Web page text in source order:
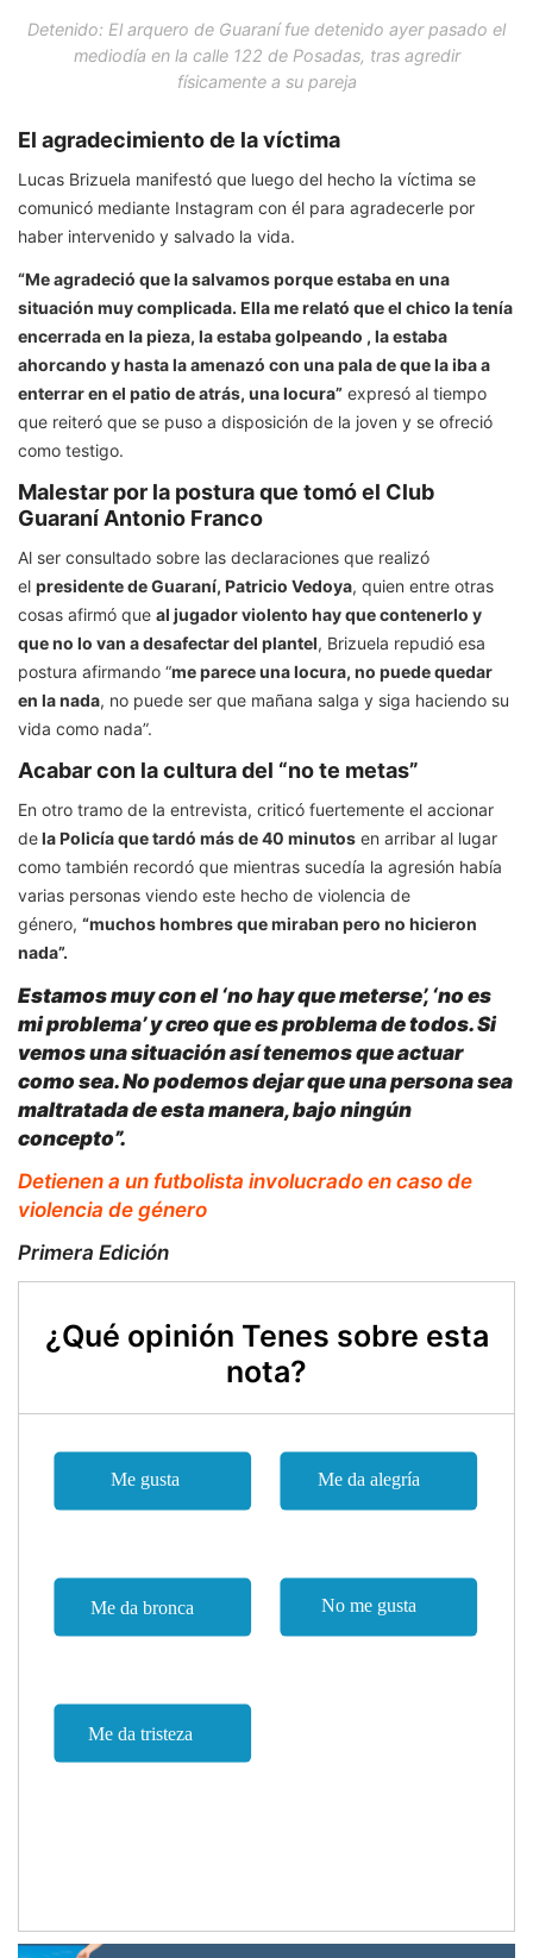
Detenido: El arquero de Guaraní fue detenido ayer pasado el
mediodía en la calle 122 de Posadas, tras agredir
físicamente a su pareja
El agradecimiento de la víctima
Lucas Brizuela manifestó que luego del hecho la víctima se
comunicó mediante Instagram con él para agradecerle por
haber intervenido y salvado la vida.
“Me agradeció que la salvamos porque estaba en una
situación muy complicada. Ella me relató que el chico la tenía
encerrada en la pieza, la estaba golpeando , la estaba
ahorcando y hasta la amenazó con una pala de que la iba a
enterrar en el patio de atrás, una locura” expresó al tiempo
que reiteró que se puso a disposición de la joven y se ofreció
como testigo.
Malestar por la postura que tomó el Club
Guaraní Antonio Franco
Al ser consultado sobre las declaraciones que realizó
el presidente de Guaraní, Patricio Vedoya, quien entre otras
cosas afirmó que al jugador violento hay que contenerlo y
que no lo van a desafectar del plantel, Brizuela repudió esa
postura afirmando “me parece una locura, no puede quedar
en la nada, no puede ser que mañana salga y siga haciendo su
vida como nada”.
Acabar con la cultura del “no te metas”
En otro tramo de la entrevista, criticó fuertemente el accionar
dela Policía que tardó más de 40 minutos en arribar al lugar
como también recordó que mientras sucedía la agresión había
varias personas viendo este hecho de violencia de
género, “muchos hombres que miraban pero no hicieron
nada”.
Estamos muy con el ‘no hay que meterse’, ‘no es
mi problema’ y creo que es problema de todos. Si
vemos una situación así tenemos que actuar
como sea. No podemos dejar que una persona sea
maltratada de esta manera, bajo ningún
concepto”.
Detienen a un futbolista involucrado en caso de
violencia de género
Primera Edición
¿Qué opinión Tenes sobre esta
nota?